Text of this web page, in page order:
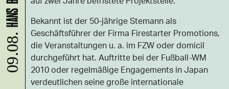
Bekannt ist der 50-jährige Stemann als
Geschäftsführer der Firma Firestarter Promotions,
die Veranstaltungen u. a. im FZW oder domicil
durchgeführt hat. Auftritte bei der Fußball-WM
2010 oder regelmäßige Engagements in Japan
verdeutlichen seine große internationale
09.08.